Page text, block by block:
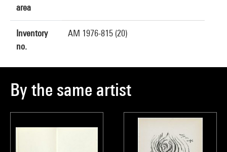
area
Inventory
no.
AM 1976-815 (20)
By the same artist